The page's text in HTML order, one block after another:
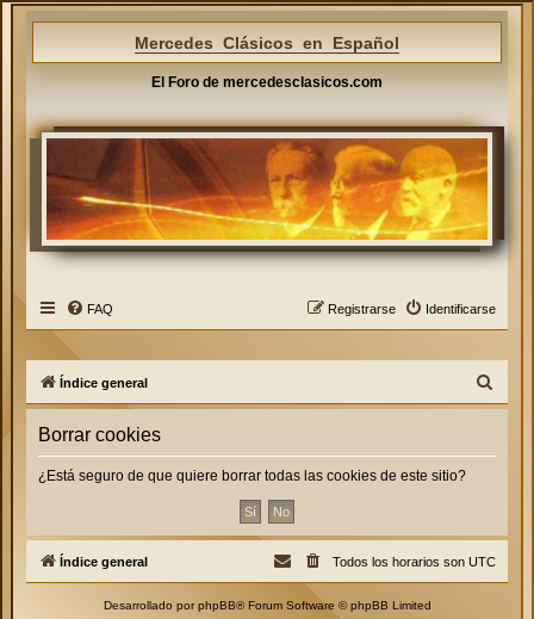
Mercedes Clásicos en Español
El Foro de mercedesclasicos.com
FAQ Identificarse
Registrarse
Índice general
u
Borrar cookies
¿Está seguro de que quiere borrar todas las cookies de este sitio?
Índice general Todos los horarios son UTC
Desarrollado porphpBB® Forum Software © phpBB Limited